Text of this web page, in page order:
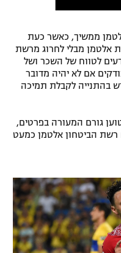
ממשיך, כאשר כעת
אלטמן מבלי לחרוג מרשת
לטווח של השכר ושל
אם לא יהיה מדובר
בהתנייה לקבלת תמיכה
גורם המעורה בפרטים,
רשת הביטחון אלטמן כמעט